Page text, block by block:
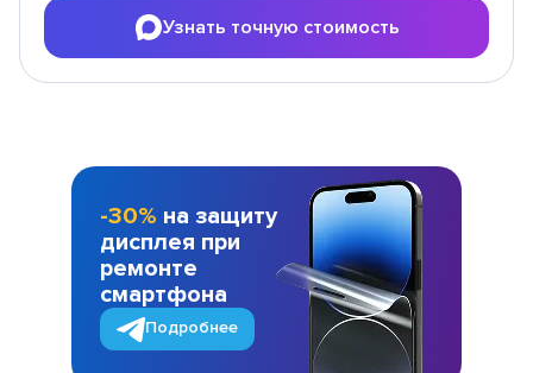
Узнать точную стоимость
-30% на защиту
дисплея при
ремонте
смартфона
Подробнее